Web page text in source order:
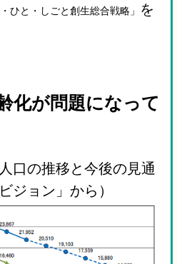
ひと・しごと創生総合戦略」
を
化が問題になって
の推移と今後の見通
ジョン」から）